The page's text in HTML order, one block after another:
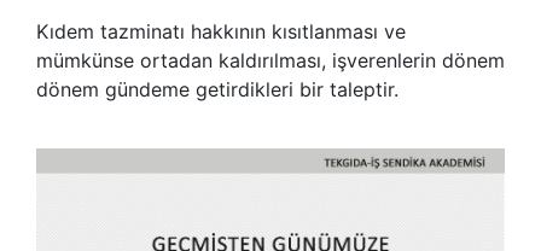
Kıdem tazminatı hakkının kısıtlanması ve
mümkünse ortadan kaldırılması, işverenlerin dönem
dönem gündeme getirdikleri bir taleptir.